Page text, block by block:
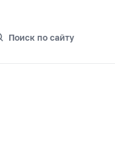
Поиск по сайту